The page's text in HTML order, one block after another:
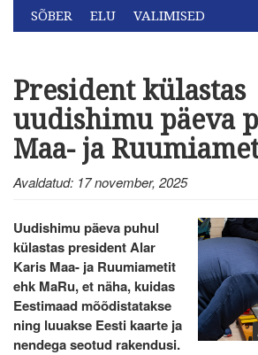
SÕBER
ELU VALIMISED
President külastas
uudishimu päeva
Maa- ja
Avaldatud: 17 november, 2025
Uudishimu päeva puhul
külastas president Alar
Karis Maa- ja Ruumiametit
ehk MaRu, et näha, kuidas
Eestimaad mõõdistatakse
ning luuakse Eesti kaarte ja
nendega seotud rakendusi.